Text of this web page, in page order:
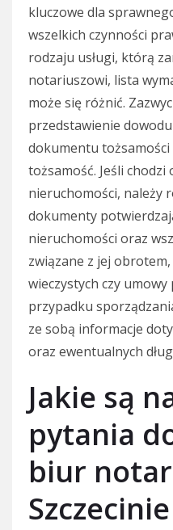
kluczowe dla
wszelkich czynności
rodzaju usługi, którą
notariuszowi, lista
może się różnić.
przedstawienie
dokumentu
tożsamość. Jeśli
nieruchomości, należy
dokumenty
nieruchomości oraz
związane z jej
wieczystych czy
przypadku
ze sobą informacje
oraz ewentualnych
Jakie są
pytania
biur
Szczecinie